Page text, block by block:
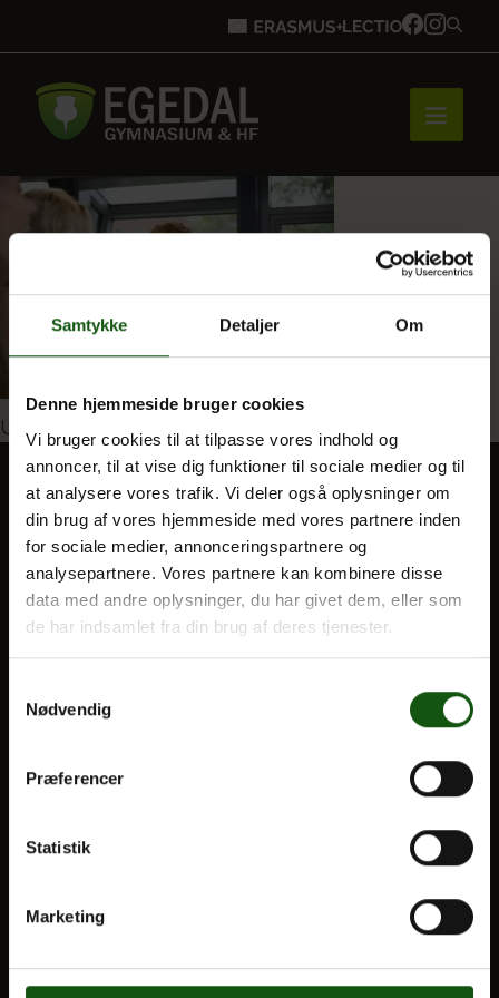
Samtykke Detaljer Om
Denne hjemmeside bruger cookies
Vi bruger cookies til at tilpasse vores indhold og
annoncer, til at vise dig funktioner til sociale medier og til
at analysere vores trafik. Vi deler også oplysninger om
din brug af vores hjemmeside med vores partnere inden
for sociale medier, annonceringspartnere og
analysepartnere. Vores partnere kan kombinere disse
data med andre oplysninger, du har givet dem, eller som
de har indsamlet fra din brug af deres tjenester.
Nødvendig
Præferencer
Statistik
Marketing
Forside
Bliv elev
Vores uddannelser
Om E.G.
Indlægsnavigation
Udgivet i
BLIV ELEV
Til forældre
VORES UDDANNELSER
Alle fag og valgfag